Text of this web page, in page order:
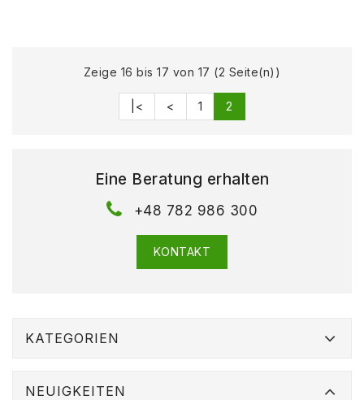
Zeige 16 bis 17 von 17 (2 Seite(n))
|< < 1 2
Eine Beratung erhalten
+48 782 986 300
KONTAKT
KATEGORIEN
NEUIGKEITEN